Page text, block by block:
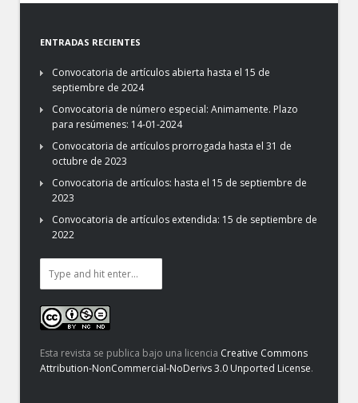
ENTRADAS RECIENTES
Convocatoria de artículos abierta hasta el 15 de
septiembre de 2024
Convocatoria de número especial: Animamente. Plazo
para resúmenes: 14-01-2024
Convocatoria de artículos prorrogada hasta el 31 de
octubre de 2023
Convocatoria de artículos: hasta el 15 de septiembre de
2023
Convocatoria de artículos extendida: 15 de septiembre de
2022
Esta revista se publica bajo una licencia Creative Commons
Attribution-NonCommercial-NoDerivs 3.0 Unported License.